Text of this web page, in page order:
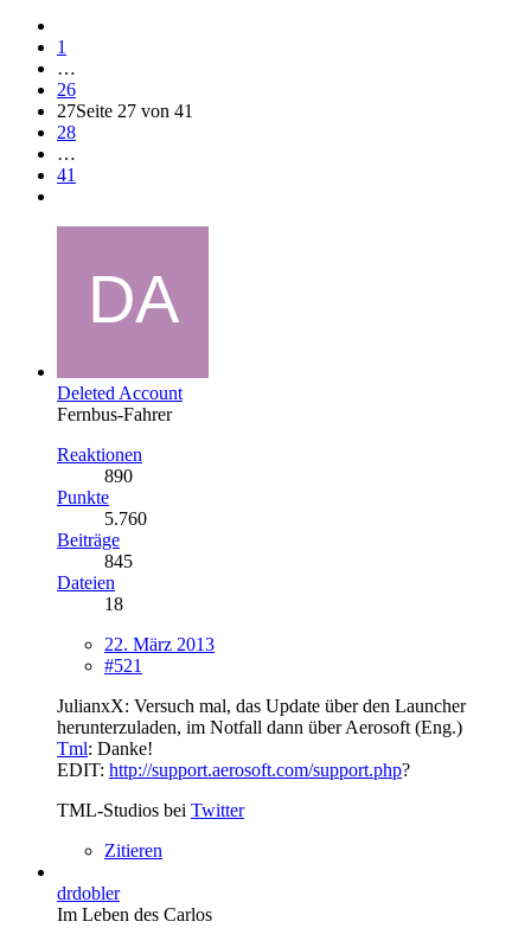
1
…
26
27Seite 27 von 41
28
…
41
Deleted Account
Fernbus-Fahrer
Reaktionen
890
Punkte
5.760
Beiträge
845
Dateien
18
22. März 2013
#521
JulianxX: Versuch mal, das Update über den Launcher
herunterzuladen, im Notfall dann über Aerosoft (Eng.)
Tml: Danke!
EDIT: http://support.aerosoft.com/support.php?
TML-Studios bei Twitter
Zitieren
drdobler
Im Leben des Carlos